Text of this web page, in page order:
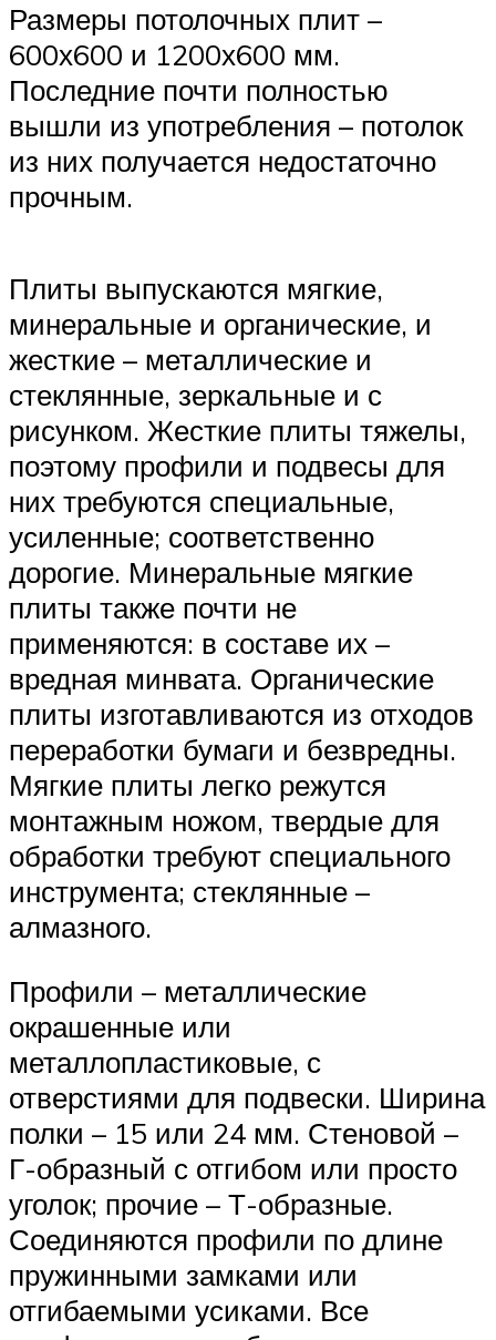
Размеры потолочных плит –
600х600 и 1200х600 мм.
Последние почти полностью
вышли из употребления – потолок
из них получается недостаточно
прочным.
Плиты выпускаются мягкие,
минеральные и органические, и
жесткие – металлические и
стеклянные, зеркальные и с
рисунком. Жесткие плиты тяжелы,
поэтому профили и подвесы для
них требуются специальные,
усиленные; соответственно
дорогие. Минеральные мягкие
плиты также почти не
применяются: в составе их –
вредная минвата. Органические
плиты изготавливаются из отходов
переработки бумаги и безвредны.
Мягкие плиты легко режутся
монтажным ножом, твердые для
обработки требуют специального
инструмента; стеклянные –
алмазного.
Профили – металлические
окрашенные или
металлопластиковые, с
отверстиями для подвески. Ширина
полки – 15 или 24 мм. Стеновой –
Г-образный с отгибом или просто
уголок; прочие – Т-образные.
Соединяются профили по длине
пружинными замками или
отгибаемыми усиками. Все